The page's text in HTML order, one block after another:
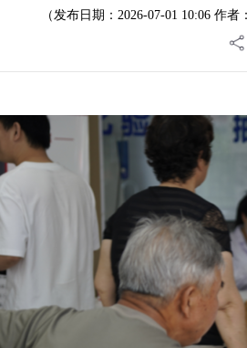
（发布日期：2026-07-01 10:06 作